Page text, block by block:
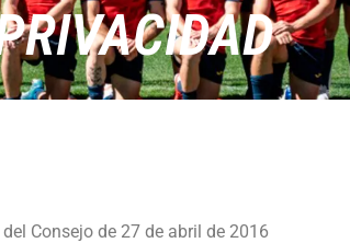
Consejo de 27 de abril de 2016